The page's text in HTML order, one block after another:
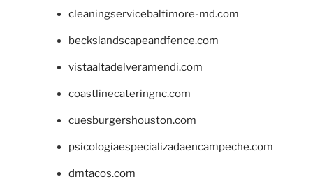
cleaningservicebaltimore-md.com
beckslandscapeandfence.com
vistaaltadelveramendi.com
coastlinecateringnc.com
cuesburgershouston.com
psicologiaespecializadaencampeche.com
dmtacos.com